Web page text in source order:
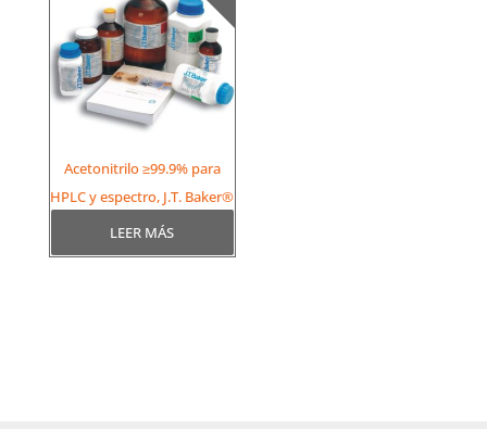
Acetonitrilo ≥99.9% para
HPLC y espectro, J.T. Baker®
LEER MÁS